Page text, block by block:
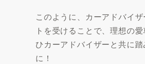
このように、カーアドバイ
トを受けることで、理想の
ひカーアドバイザーと共に
に！